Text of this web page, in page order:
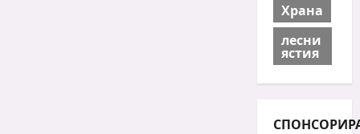
Храна
лесни
ястия